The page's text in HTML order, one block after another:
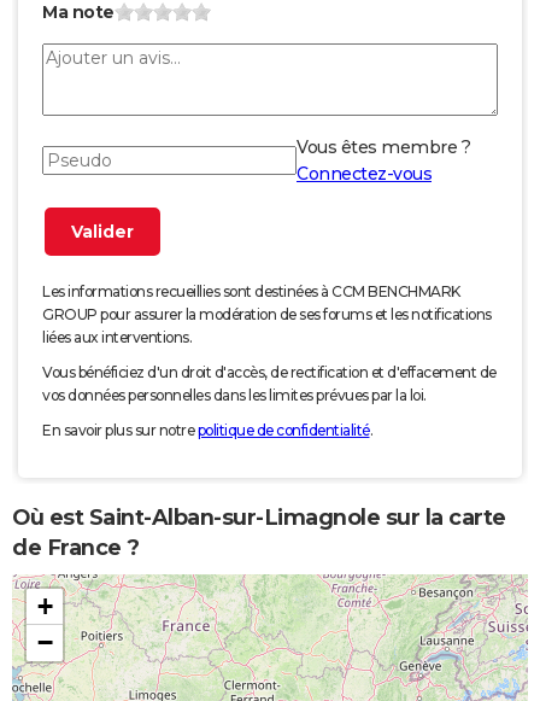
Ma note
Vous êtes membre ?
Connectez-vous
Les informations recueillies sont destinées à CCM BENCHMARK
GROUP pour assurer la modération de ses forums et les notifications
liées aux interventions.
Vous bénéficiez d'un droit d'accès, de rectification et d'effacement de
vos données personnelles dans les limites prévues par la loi.
En savoir plus sur notrepolitique de confidentialité.
Où est Saint-Alban-sur-Limagnole sur la carte
de France ?
+
−